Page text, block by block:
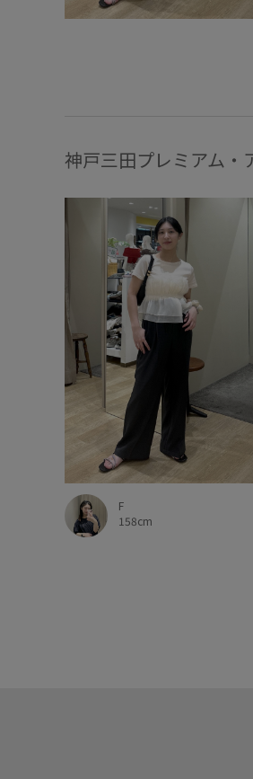
神戸三田プレミアム・
F
158cm